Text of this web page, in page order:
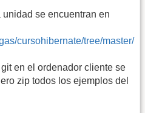
se encuentran en
cursohibernate/tree/master/
en el ordenador cliente se
zip todos los ejemplos del